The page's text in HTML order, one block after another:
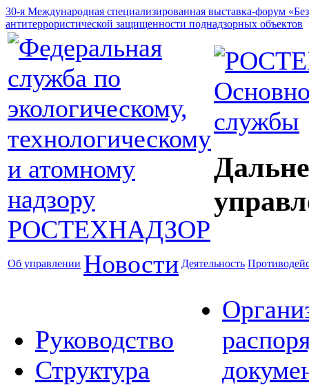
30-я Международная специализированная выставка-форум
антитеррористической защищенности поднадзорных объектов
службы
Об управлении Новости Деятельность
Руководство
Структура